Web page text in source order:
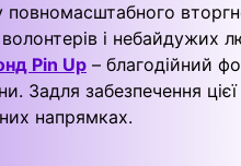
повномасштабного
і небайдужих
Pin Up – благодійний
Задля забезпечення
напрямках.